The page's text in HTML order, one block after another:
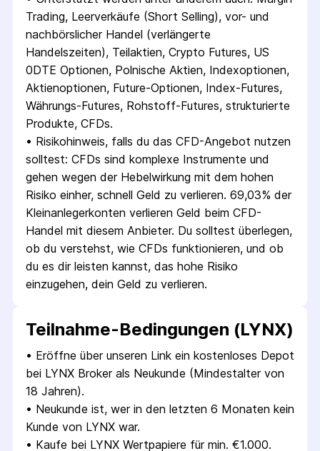
Trading, Leerverkäufe (Short Selling), vor- und
nachbörslicher Handel (verlängerte
Handelszeiten), Teilaktien, Crypto Futures, US
0DTE Optionen, Polnische Aktien, Indexoptionen,
Aktienoptionen, Future-Optionen, Index-Futures,
Währungs-Futures, Rohstoff-Futures, strukturierte
Produkte, CFDs.
• Risikohinweis, falls du das CFD-Angebot nutzen
solltest: CFDs sind komplexe Instrumente und
gehen wegen der Hebelwirkung mit dem hohen
Risiko einher, schnell Geld zu verlieren. 69,03% der
Kleinanlegerkonten verlieren Geld beim CFD-
Handel mit diesem Anbieter. Du solltest überlegen,
ob du verstehst, wie CFDs funktionieren, und ob
du es dir leisten kannst, das hohe Risiko
einzugehen, dein Geld zu verlieren.
Teilnahme-Bedingungen (LYNX)
• Eröffne über unseren Link ein kostenloses Depot
bei LYNX Broker als Neukunde (Mindestalter von
18 Jahren).
• Neukunde ist, wer in den letzten 6 Monaten kein
Kunde von LYNX war.
• Kaufe bei LYNX Wertpapiere für min. €1.000.